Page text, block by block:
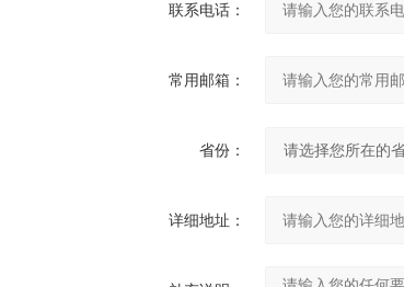
联系电话：
常用邮箱：
省份：
详细地址：